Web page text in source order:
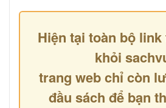
Hiện tại toàn bộ
khỏi
trang web chỉ còn
đầu sách để bạn